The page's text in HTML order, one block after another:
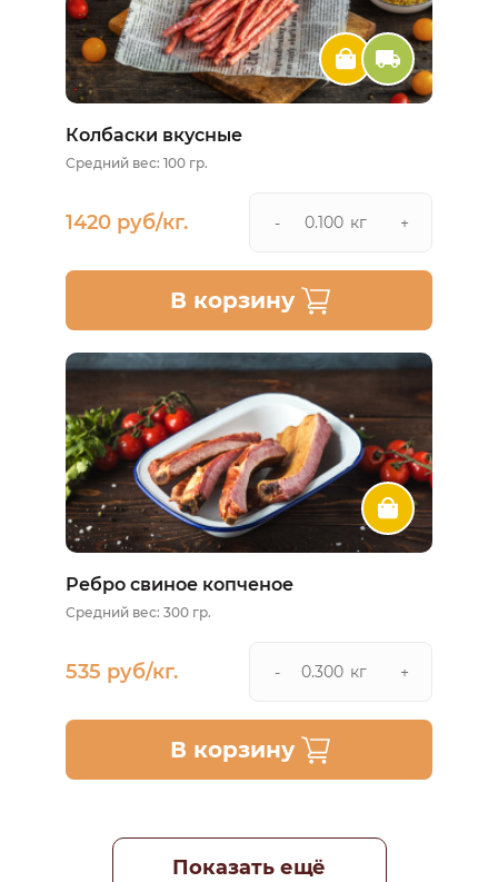
Колбаски вкусные
Средний вес: 100 гр.
1420 руб/кг. - кг +
В корзину
Ребро свиное копченое
Средний вес: 300 гр.
535 руб/кг. - кг +
В корзину
Показать ещё